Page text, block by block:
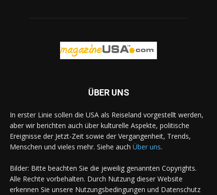
ÜBER UNS
In erster Linie sollen die USA als Reiseland vorgestellt werden,
aber wir berichten auch über kulturelle Aspekte, politische
Ereignisse der Jetzt-Zeit sowie der Vergangenheit, Trends,
Menschen und vieles mehr. Siehe auch Über uns.
Bilder: Bitte beachten Sie die jeweilig genannten Copyrights.
Alle Rechte vorbehalten. Durch Nutzung dieser Website
erkennen Sie unsere Nutzungsbedingungen und Datenschutz